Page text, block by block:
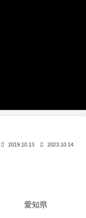
2019.10.13 2023.10.14